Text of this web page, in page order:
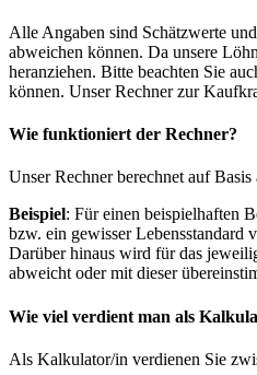
Alle Angaben sind Schätzwerte
abweichen können. Da unsere
heranziehen. Bitte beachten Sie
können. Unser Rechner zur
Wie funktioniert der Rechner?
Unser Rechner berechnet auf
Beispiel: Für einen beispielhaften
bzw. ein gewisser Lebensstandard
Darüber hinaus wird für das
abweicht oder mit dieser
Wie viel verdient man als
Als Kalkulator/in verdienen Sie